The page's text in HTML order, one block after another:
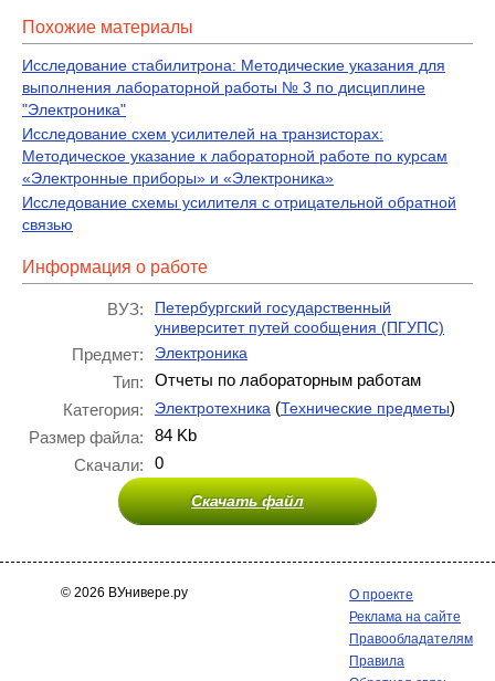
Похожие материалы
Исследование стабилитрона: Методические указания для
выполнения лабораторной работы № 3 по дисциплине
"Электроника"
Исследование схем усилителей на транзисторах:
Методическое указание к лабораторной работе по курсам
«Электронные приборы» и «Электроника»
Исследование схемы усилителя с отрицательной обратной
связью
Информация о работе
ВУЗ:
Петербургский государственный
университет путей сообщения (ПГУПС)
Предмет: Электроника
Тип:
Отчеты по лабораторным работам
Категория:
Электротехника (Технические предметы)
Размер файла:
84 Kb
Скачали:
0
Скачать файл
© 2026 ВУнивере.ру
О проекте
Реклама на сайте
Правообладателям
Правила